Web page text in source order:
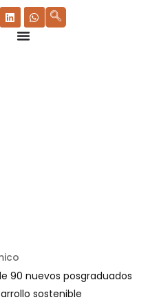
90 nuevos posgraduados
sostenible